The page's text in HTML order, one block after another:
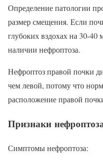
Определение патологии
размер смещения. Если
глубоких вздохах на 30-
наличии нефроптоза.
Нефроптоз правой почки
чем левой, потому что
расположение правой
Признаки
Симптомы нефроптоза: